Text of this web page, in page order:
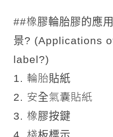
##橡膠輪胎膠的應
景? (Applications
label?)
1. 輪胎貼紙
2. 安全氣囊貼紙
3. 橡膠按鍵